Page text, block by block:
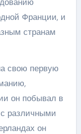
Франции, и
странам
свою первую
он побывал в
различными
он